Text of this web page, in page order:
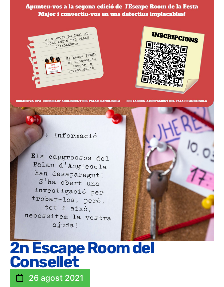
2n Escape Room del
Consellet
26 agost 2021